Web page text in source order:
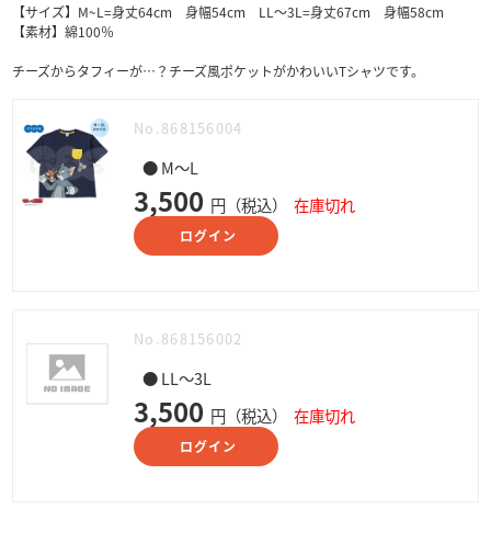
【サイズ】M~L=身丈64cm 身幅54cm LL～3L=身丈67cm 身幅58cm
【素材】綿100％
チーズからタフィーが…？チーズ風ポケットがかわいいTシャツです。
No.868156004
● M～L
3,500 円（税込） 在庫切れ
ログイン
No.868156002
● LL～3L
3,500 円（税込） 在庫切れ
ログイン